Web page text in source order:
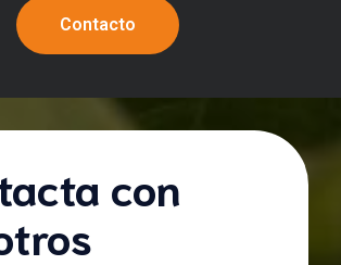
Contacto
con